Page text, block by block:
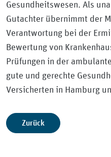
Gesundheitswesen. Als
Gutachter übernimmt der
Verantwortung bei der
Bewertung von
Prüfungen in der
gute und gerechte
Versicherten in Hamburg
Zurück